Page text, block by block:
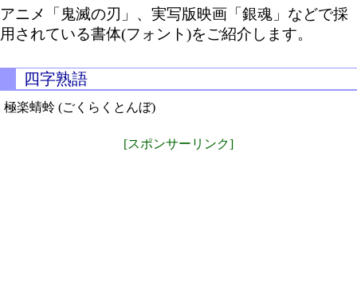
アニメ「鬼滅の刃」、実写版映画「銀魂」などで採
用されている書体(フォント)をご紹介します。
四字熟語
極楽蜻蛉 (ごくらくとんぼ)
[スポンサーリンク]